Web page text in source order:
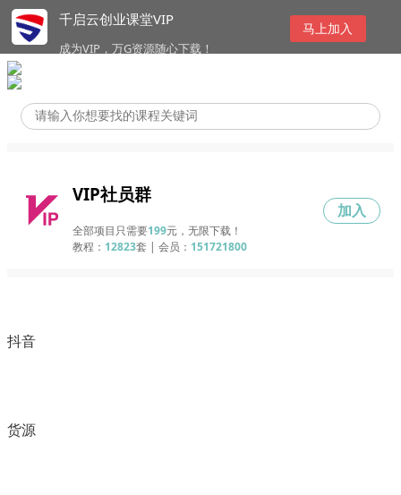
千启云创业课堂VIP
成为VIP，万G资源随心下载！
马上加入
VIP社员群
全部项目只需要199元，无限下载！
教程： 12823套 | 会员： 151721800
加入
抖音
货源